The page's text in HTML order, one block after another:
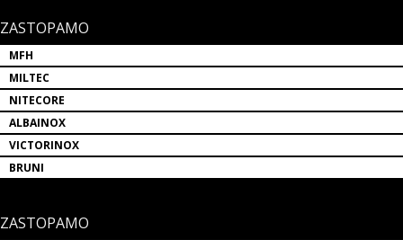
ZASTOPAMO
MFH
MILTEC
NITECORE
ALBAINOX
VICTORINOX
BRUNI
ZASTOPAMO